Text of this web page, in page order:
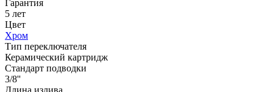
Гарантия
5 лет
Цвет
Хром
Тип переключателя
Керамический картридж
Стандарт подводки
3/8''
Длина излива